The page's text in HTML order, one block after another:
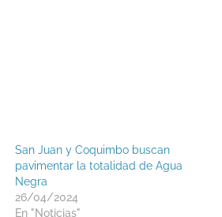
San Juan y Coquimbo buscan
pavimentar la totalidad de Agua
Negra
26/04/2024
En "Noticias"